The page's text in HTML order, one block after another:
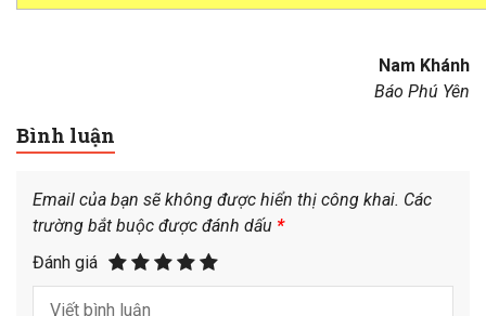
Nam Khánh
Báo Phú Yên
Bình luận
Email của bạn sẽ không được hiển thị công khai. Các
trường bắt buộc được đánh dấu *
Đánh giá